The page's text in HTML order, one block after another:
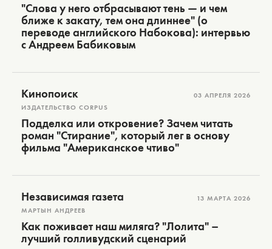
"Слова у него отбрасывают тень — и чем
ближе к закату, тем она длиннее" (о
переводе английского Набокова): интервью
с Андреем Бабиковым
Кинопоиск
ИЗДАТЕЛЬСТВО CORPUS
03 АПРЕЛЯ 2026
Подделка или откровение? Зачем читать
роман "Стирание", который лег в основу
фильма "Американское чтиво"
Независимая газета
МАРТЫН АНДРЕЕВ
13 МАРТА 2026
Как поживает наш миляга? "Лолита" –
лучший голливудский сценарий